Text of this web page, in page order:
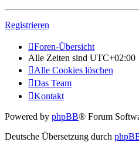
Registrieren
Foren-Übersicht
Alle Zeiten sind UTC+02:00
Alle Cookies löschen
Das Team
Kontakt
Powered by phpBB® Forum
Deutsche Übersetzung durch